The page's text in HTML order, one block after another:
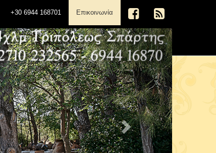
+30 6944 168701 Επικοινωνία (current)
Next